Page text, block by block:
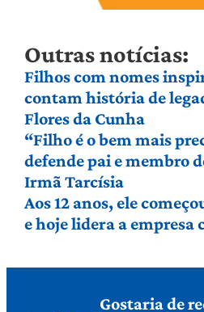
Outras notícias:
Filhos com nomes
contam história de
Flores da Cunha
“Filho é o bem mais
defende pai e membro
Irmã Tarcísia
Aos 12 anos, ele
e hoje lidera a empresa
Gostaria de